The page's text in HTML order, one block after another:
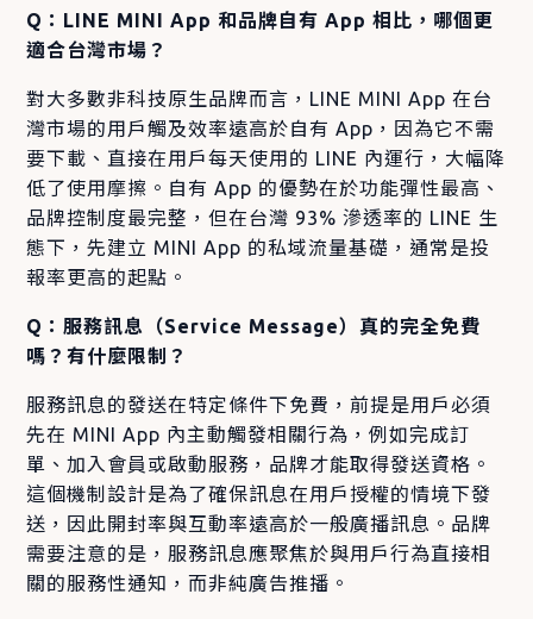
Q：LINE MINI App 和品牌自有 App 相比，哪個更
適合台灣市場？
對大多數非科技原生品牌而言，LINE MINI App 在台
灣市場的用戶觸及效率遠高於自有 App，因為它不需
要下載、直接在用戶每天使用的 LINE 內運行，大幅降
低了使用摩擦。自有 App 的優勢在於功能彈性最高、
品牌控制度最完整，但在台灣 93% 滲透率的 LINE 生
態下，先建立 MINI App 的私域流量基礎，通常是投
報率更高的起點。
Q：服務訊息（Service Message）真的完全免費
嗎？有什麼限制？
服務訊息的發送在特定條件下免費，前提是用戶必須
先在 MINI App 內主動觸發相關行為，例如完成訂
單、加入會員或啟動服務，品牌才能取得發送資格。
這個機制設計是為了確保訊息在用戶授權的情境下發
送，因此開封率與互動率遠高於一般廣播訊息。品牌
需要注意的是，服務訊息應聚焦於與用戶行為直接相
關的服務性通知，而非純廣告推播。